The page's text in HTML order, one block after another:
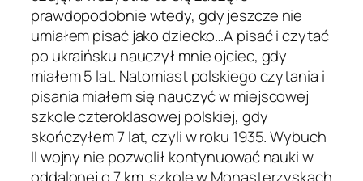
prawdopodobnie wtedy, gdy jeszcze nie
umiałem pisać jako dziecko…A pisać i czytać
po ukraińsku nauczył mnie ojciec, gdy
miałem 5 lat. Natomiast polskiego czytania i
pisania miałem się nauczyć w miejscowej
szkole czteroklasowej polskiej, gdy
skończyłem 7 lat, czyli w roku 1935. Wybuch
II wojny nie pozwolił kontynuować nauki w